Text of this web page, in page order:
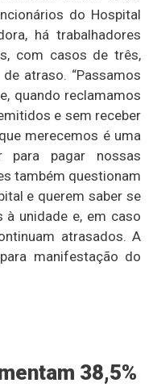
do Hospital
há trabalhadores
com casos de três,
atraso. “Passamos
quando reclamamos
e sem receber
merecemos é uma
para pagar nossas
também questionam
e querem saber se
unidade e, em caso
atrasados. A
manifestação do
38,5%